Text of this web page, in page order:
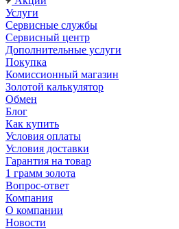
Услуги
Сервисные службы
Сервисный центр
Дополнительные услуги
Покупка
Комиссионный магазин
Золотой калькулятор
Обмен
Блог
Как купить
Условия оплаты
Условия доставки
Гарантия на товар
1 грамм золота
Вопрос-ответ
Компания
О компании
Новости